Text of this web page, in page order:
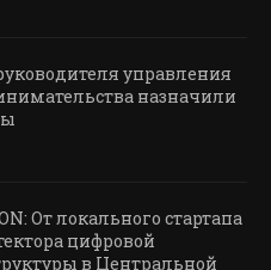
управления
назначили
От локального стартапа
цифровой
в Центральной